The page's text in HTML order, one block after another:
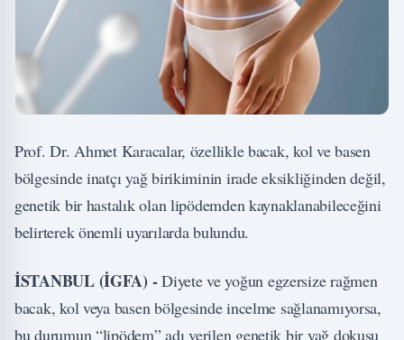
Prof. Dr. Ahmet Karacalar, özellikle bacak, kol ve basen
bölgesinde inatçı yağ birikiminin irade eksikliğinden değil,
genetik bir hastalık olan lipödemden kaynaklanabileceğini
belirterek önemli uyarılarda bulundu.
İSTANBUL (İGFA) -Diyete ve yoğun egzersize rağmen
bacak, kol veya basen bölgesinde incelme sağlanamıyorsa,
bu durumun “lipödem” adı verilen genetik bir yağ dokusu